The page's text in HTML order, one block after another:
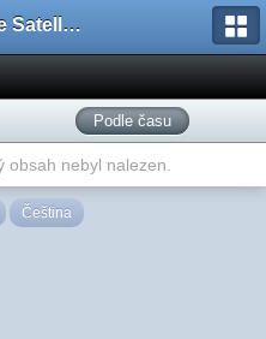
Satupdate Satellite Support Project
Podle času
nebyl nalezen.
Čeština